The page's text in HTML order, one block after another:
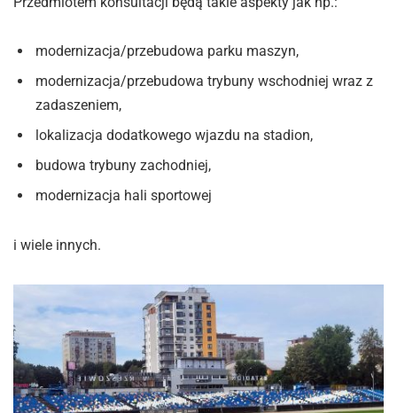
modernizacja/przebudowa parku maszyn,
modernizacja/przebudowa trybuny wschodniej wraz z
zadaszeniem,
lokalizacja dodatkowego wjazdu na stadion,
budowa trybuny zachodniej,
modernizacja hali sportowej
i wiele innych.